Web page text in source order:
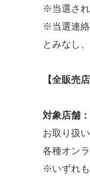
※当選され
※当選連絡
とみなし
【全販売
対象店舗：
お取り扱
各種オン
※いずれも